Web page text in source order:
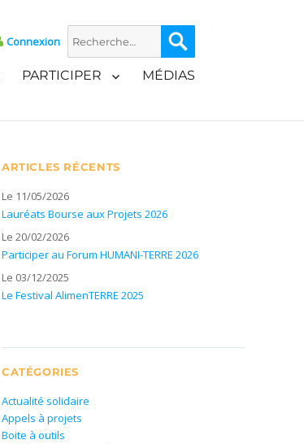
Connexion
Recherche
pour :
PARTICIPER MÉDIAS
ARTICLES RÉCENTS
Le 11/05/2026
Lauréats Bourse aux Projets 2026
Le 20/02/2026
Participer au Forum HUMANI-TERRE 2026
Le 03/12/2025
Le Festival AlimenTERRE 2025
CATÉGORIES
Actualité solidaire
Appels à projets
Boite à outils